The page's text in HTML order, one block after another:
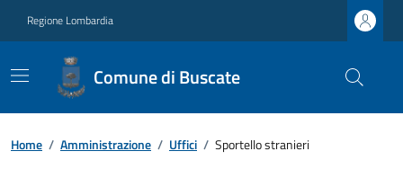
Regione Lombardia
Comune di Buscate
Home / Amministrazione / Uffici / Sportello stranieri